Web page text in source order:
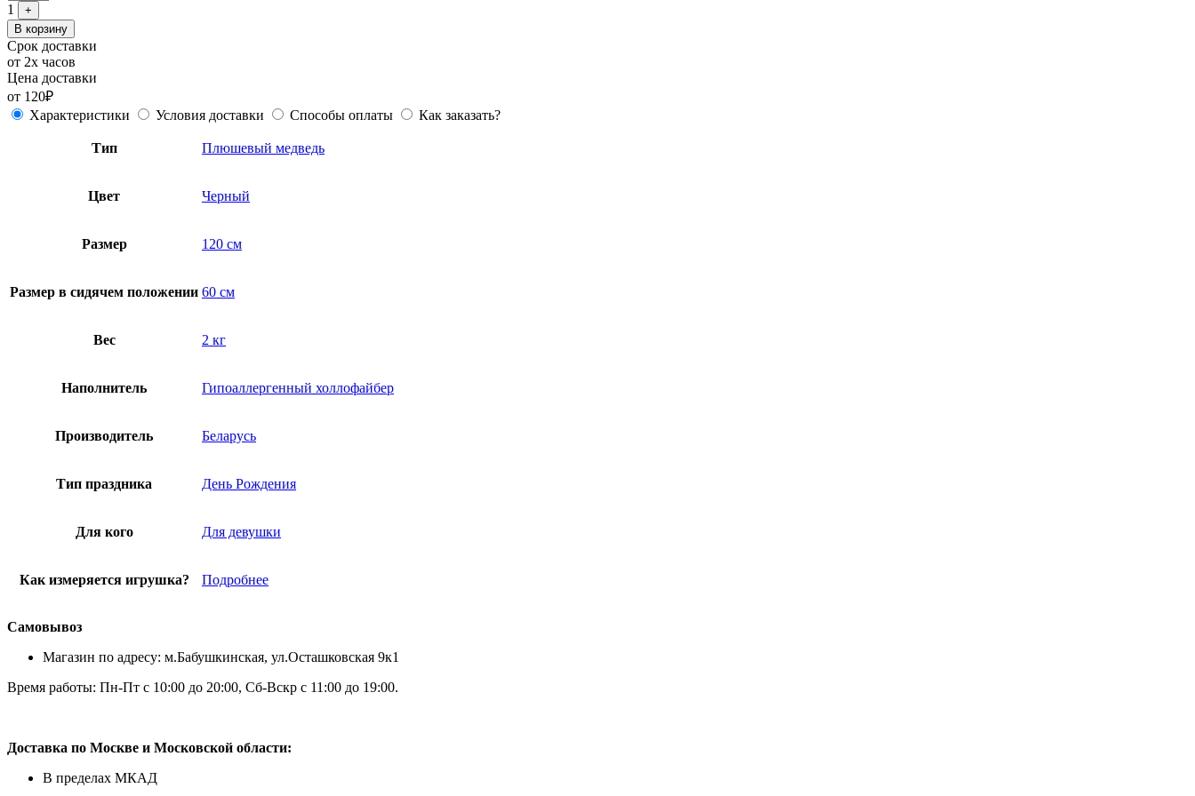
1
+
В корзину
Срок доставки
от 2х часов
Цена доставки
от 120₽
Характеристики
Условия доставки Способы оплаты Как заказать?
Тип Плюшевый медведь
Цвет Черный
Размер 120 см
Размер в сидячем положении 60 см
Вес 2 кг
Наполнитель Гипоаллергенный холлофайбер
Производитель Беларусь
Тип праздника День Рождения
Для кого Для девушки
Как измеряется игрушка? Подробнее
Самовывоз
Магазин по адресу: м.Бабушкинская, ул.Осташковская 9к1
Время работы: Пн-Пт с 10:00 до 20:00, Сб-Вскр с 11:00 до 19:00.
Доставка по Москве и Московской области:
В пределах МКАД